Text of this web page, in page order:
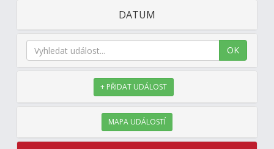
DATUM
OK
+ PŘIDAT UDÁLOST
MAPA UDÁLOSTÍ